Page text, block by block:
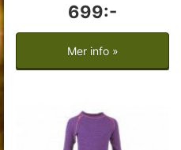
699:-
Mer info »